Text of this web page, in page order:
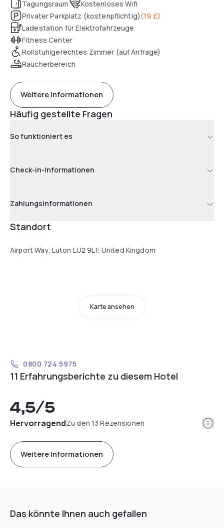
Tagungsraum
Kostenloses Wifi
Privater Parkplatz (kostenpflichtig)(19 £)
Ladestation für Elektrofahrzeuge
Fitness Center
Rollstuhlgerechtes Zimmer (auf Anfrage)
Raucherbereich
Weitere Informationen
Häufig gestellte Fragen
So funktioniert es
Check-in-Informationen
Zahlungsinformationen
Standort
Airport Way, Luton LU2 9LF, United Kingdom
Karte ansehen
0800 724 5975
11 Erfahrungsberichte zu diesem Hotel
4,5/5
HervorragendZu den 13 Rezensionen
Weitere Informationen
Das könnte Ihnen auch gefallen